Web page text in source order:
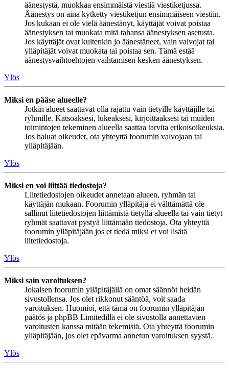
äänestystä, muokkaa ensimmäistä viestiä viestiketjussa.
Äänestys on aina kytketty viestiketjun ensimmäiseen viestiin.
Jos kukaan ei ole vielä äänestänyt, käyttäjät voivat poistaa
äänestyksen tai muokata mitä tahansa äänestyksen asetusta.
Jos käyttäjät ovat kuitenkin jo äänestäneet, vain valvojat tai
ylläpitäjät voivat muokata tai poistaa sen. Tämä estää
äänestysvaihtoehtojen vaihtamisen kesken äänestyksen.
Ylös
Miksi en pääse alueelle?
Jotkin alueet saattavat olla rajattu vain tietyille käyttäjille tai
ryhmille. Katsoaksesi, lukeaksesi, kirjoittaaksesi tai muiden
toimintojen tekeminen alueella saattaa tarvita erikoisoikeuksia.
Jos haluat oikeudet, ota yhteyttä foorumin valvojaan tai
ylläpitäjään.
Ylös
Miksi en voi liittää tiedostoja?
Liitetiedostojen oikeudet annetaan alueen, ryhmän tai
käyttäjän mukaan. Foorumin ylläpitäjä ei välttämättä ole
sallinut liitetiedostojen liittämistä tietyllä alueella tai vain tietyt
ryhmät saattavat pystyä liittämään tiedostoja. Ota yhteyttä
foorumin ylläpitäjään jos et tiedä miksi et voi lisätä
liitetiedostoja.
Ylös
Miksi sain varoituksen?
Jokaisen foorumin ylläpitäjällä on omat säännöt heidän
sivustollensa. Jos olet rikkonut sääntöä, voit saada
varoituksen. Huomioi, että tämä on foorumin ylläpitäjän
päätös ja phpBB Limitedillä ei ole sivustolla annettavien
varoitusten kanssa mitään tekemistä. Ota yhteyttä foorumin
ylläpitäjään, jos olet epävarma annetun varoituksen syystä.
Ylös